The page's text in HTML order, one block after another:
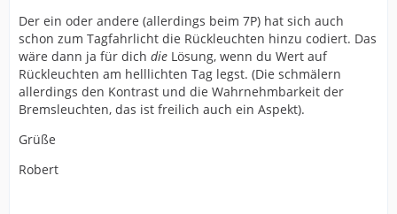
Der ein oder andere (allerdings beim 7P) hat sich auch
schon zum Tagfahrlicht die Rückleuchten hinzu codiert. Das
wäre dann ja für dich die Lösung, wenn du Wert auf
Rückleuchten am helllichten Tag legst. (Die schmälern
allerdings den Kontrast und die Wahrnehmbarkeit der
Bremsleuchten, das ist freilich auch ein Aspekt).
Grüße
Robert